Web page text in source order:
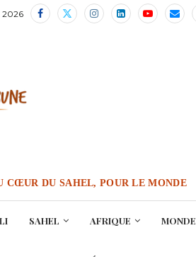
2026
CŒUR DU SAHEL, POUR LE MONDE
SAHEL AFRIQUE MONDE